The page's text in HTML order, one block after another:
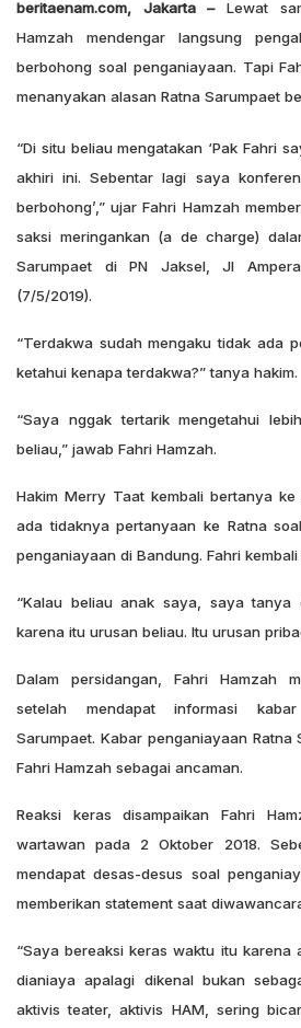
beritaenam.com, Jakarta –Lewat
Hamzah mendengar langsung
berbohong soal penganiayaan. Tapi
menanyakan alasan Ratna Sarumpaet
“Di situ beliau mengatakan ‘Pak Fahri
akhiri ini. Sebentar lagi saya
berbohong’,” ujar Fahri Hamzah
saksi meringankan (a de charge)
Sarumpaet di PN Jaksel, Jl
(7/5/2019).
“Terdakwa sudah mengaku tidak ada
ketahui kenapa terdakwa?” tanya hakim.
“Saya nggak tertarik mengetahui
beliau,” jawab Fahri Hamzah.
Hakim Merry Taat kembali bertanya ke
ada tidaknya pertanyaan ke Ratna
penganiayaan di Bandung. Fahri
“Kalau beliau anak saya, saya tanya
karena itu urusan beliau. Itu urusan
Dalam persidangan, Fahri Hamzah
setelah mendapat informasi
Sarumpaet. Kabar penganiayaan Ratna
Fahri Hamzah sebagai ancaman.
Reaksi keras disampaikan Fahri
wartawan pada 2 Oktober 2018.
mendapat desas-desus soal
memberikan statement saat
“Saya bereaksi keras waktu itu karena
dianiaya apalagi dikenal bukan
aktivis teater, aktivis HAM, sering